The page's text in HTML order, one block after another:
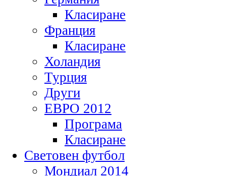
Класиране
Франция
Класиране
Холандия
Турция
Други
ЕВРО 2012
Програма
Класиране
Световен футбол
Мондиал 2014